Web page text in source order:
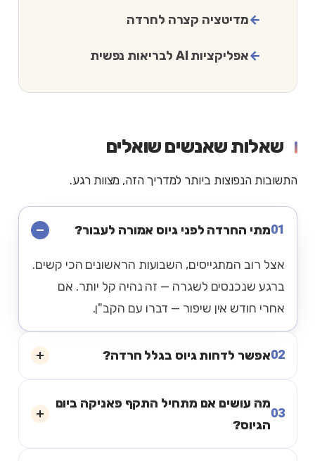
מדיטציה קצרה לחרדה
אפליקציות AI לבריאות נפשית
שאלות שאנשים שואלים
התשובות הנפוצות ביותר למדריך הזה, מצוות רגע.
01מתי החרדה לפני גיוס אמורה לעבור?
אצל רוב המתגייסים, השבועות הראשונים הכי קשים.
ברגע שנכנסים לשגרה — זה נהיה קל יותר. אם
אחרי חודש אין שיפור — דברו עם הקב"ן.
02אפשר לדחות גיוס בגלל חרדה?
03
מה עושים אם מתחיל התקף פאניקה ביום
הגיוס?